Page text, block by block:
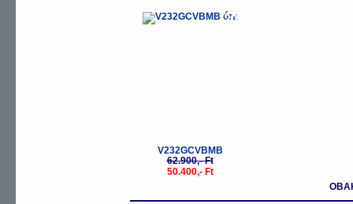
-20%
V232GCVBMB
62.900,- Ft
50.400,- Ft